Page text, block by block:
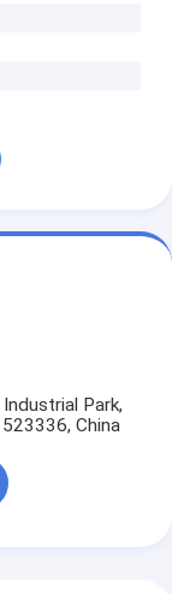
Park,
China